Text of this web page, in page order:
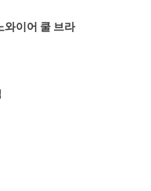
와이어 쿨 브라